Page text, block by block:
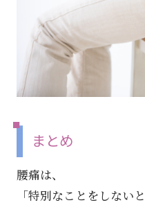
まとめ
腰痛は、
「特別なことをしない